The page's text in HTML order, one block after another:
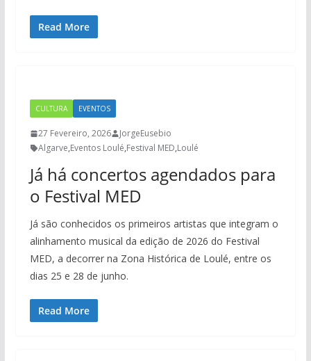
Read More
CULTURA EVENTOS
27 Fevereiro, 2026
JorgeEusebio
Algarve,Eventos Loulé,Festival MED,Loulé
Já há concertos agendados para
o Festival MED
Já são conhecidos os primeiros artistas que integram o
alinhamento musical da edição de 2026 do Festival
MED, a decorrer na Zona Histórica de Loulé, entre os
dias 25 e 28 de junho.
Read More